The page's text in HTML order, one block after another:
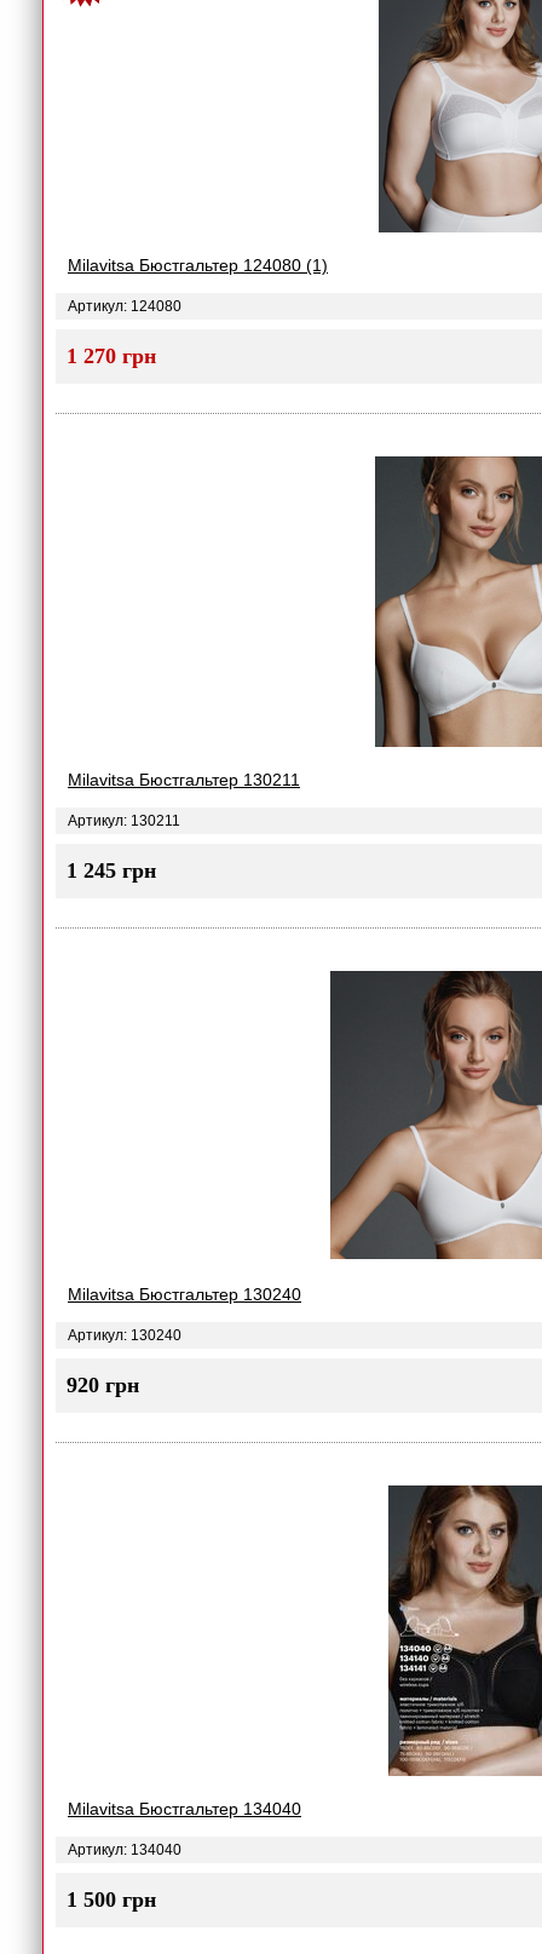
Milavitsa Бюстгальтер 124080 (1)
Артикул: 124080
1 270 грн
Milavitsa Бюстгальтер 130211
Артикул: 130211
1 245 грн
Milavitsa Бюстгальтер 130240
Артикул: 130240
920 грн
Milavitsa Бюстгальтер 134040
Артикул: 134040
1 500 грн